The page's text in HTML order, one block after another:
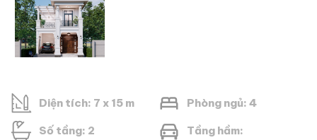
Diện tích: 7 x 15 m Phòng ngủ: 4
Số tầng: 2 Tầng hầm: